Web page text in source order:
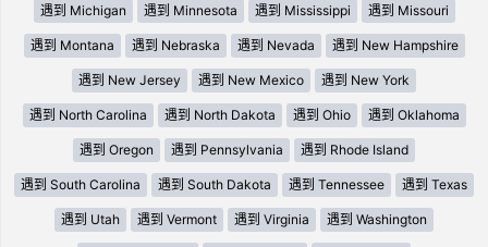
遇到 Michigan 遇到 Minnesota 遇到 Mississippi 遇到 Missouri
遇到 Montana 遇到 Nebraska 遇到 Nevada 遇到 New Hampshire
遇到 New Jersey 遇到 New Mexico 遇到 New York
遇到 North Carolina 遇到 North Dakota 遇到 Ohio 遇到 Oklahoma
遇到 Oregon 遇到 Pennsylvania 遇到 Rhode Island
遇到 South Carolina 遇到 South Dakota 遇到 Tennessee 遇到 Texas
遇到 Utah 遇到 Vermont 遇到 Virginia 遇到 Washington